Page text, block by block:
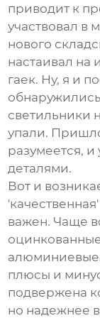
приводит к
участвовал в
нового
настаивал на
гаек. Ну, я и
светильники
упали.
разумеется,
деталями.
Вот и
важен. Чаще
плюсы и
подвержена
но надежнее